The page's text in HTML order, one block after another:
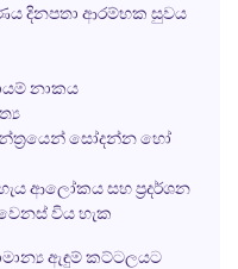
දිනපතා ආරම්භක සුවය
නාකය
සෝදන්න හෝ
ආලෝකය සහ ප්‍රදර්ශන
විය හැක
ඇඳුම් කට්ටලයට